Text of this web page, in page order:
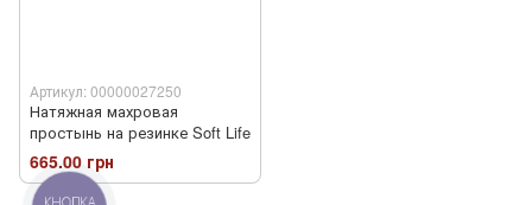
Артикул: 00000027250
Натяжная махровая
простынь на резинке Soft Life
665.00 грн